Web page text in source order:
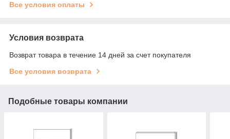
Все условия оплаты
Условия возврата
Возврат товара в течение 14 дней за счет покупателя
Все условия возврата
Подобные товары компании